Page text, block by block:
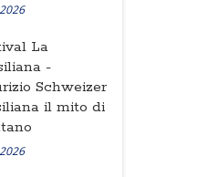
La
-
Schweizer
il mito di